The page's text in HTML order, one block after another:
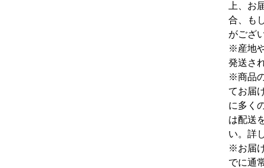
上、お
合、も
がござ
※産地
発送さ
※商品
てお届
に多く
は配送
い。詳
※お届
でに通